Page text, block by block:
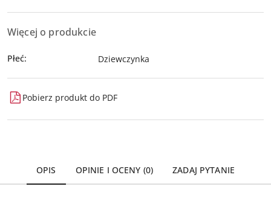
Więcej o produkcie
Płeć: Dziewczynka
Pobierz produkt do PDF
OPIS OPINIE I OCENY (0) ZADAJ PYTANIE